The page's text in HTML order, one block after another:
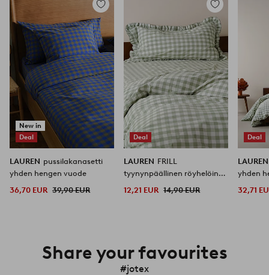
New in
Deal
Lisää
suosikkeihin
LAUREN pussilakanasetti
yhden hengen vuode
36,70 EUR 39,90 EUR
Deal
Lisää
suosikkeihin
LAUREN FRILL
tyynynpäällinen röyhelöinen
12,21 EUR 14,90 EUR
Deal
yhden
32,71
Share your favourites
#jotex